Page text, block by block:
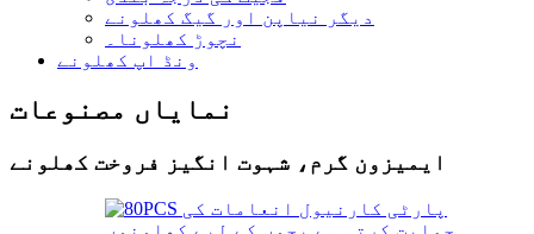
دیگر نیاپن اور گیگ کھلونے
نچوڑ کھلونا۔
ونڈ اپ کھلونے
نمایاں مصنوعات
ایمیزون گرم، شہوت انگیز فروخت کھلونے